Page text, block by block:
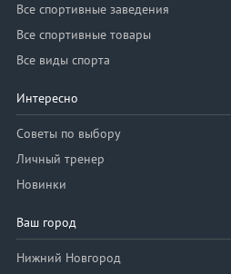
Все спортивные заведения
Все спортивные товары
Все виды спорта
Интересно
Советы по выбору
Личный тренер
Новинки
Ваш город
Нижний Новгород